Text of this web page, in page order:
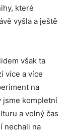
které
vyšla a ještě
však ta
více a více
na
jsme kompletní
a volný čas
nechali na